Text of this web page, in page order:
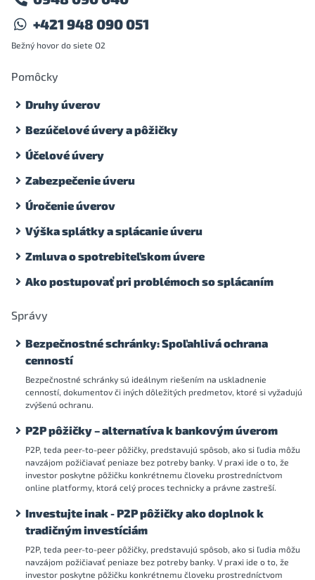
+421 948 090 051
Bežný hovor do siete O2
Pomôcky
Druhy úverov
Bezúčelové úvery a pôžičky
Účelové úvery
Zabezpečenie úveru
Úročenie úverov
Výška splátky a splácanie úveru
Zmluva o spotrebiteľskom úvere
Ako postupovať pri problémoch so splácaním
Správy
Bezpečnostné schránky: Spoľahlivá ochrana
cenností
Bezpečnostné schránky sú ideálnym riešením na uskladnenie
cenností, dokumentov či iných dôležitých predmetov, ktoré si vyžadujú
zvýšenú ochranu.
P2P pôžičky – alternatíva k bankovým úverom
P2P, teda peer-to-peer pôžičky, predstavujú spôsob, ako si ľudia môžu
navzájom požičiavať peniaze bez potreby banky. V praxi ide o to, že
investor poskytne pôžičku konkrétnemu človeku prostredníctvom
online platformy, ktorá celý proces technicky a právne zastreší.
Investujte inak - P2P pôžičky ako doplnok k
tradičným investíciám
P2P, teda peer-to-peer pôžičky, predstavujú spôsob, ako si ľudia môžu
navzájom požičiavať peniaze bez potreby banky. V praxi ide o to, že
investor poskytne pôžičku konkrétnemu človeku prostredníctvom